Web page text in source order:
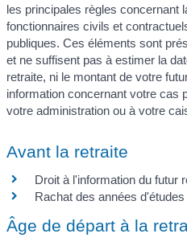
les principales règles concernant
fonctionnaires civils et
publiques. Ces éléments sont
et ne suffisent pas à estimer la
retraite, ni le montant de votre
information concernant votre cas
votre administration ou à votre
Avant la retraite
Droit à l'information du futur
Rachat des années d'études
Âge de départ à la